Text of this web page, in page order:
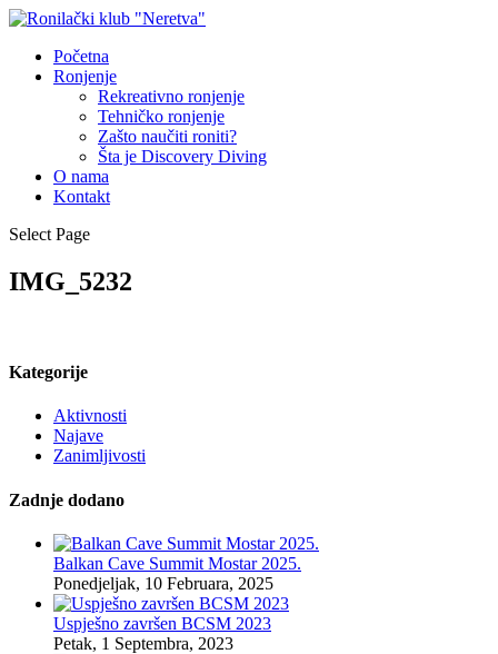
Početna
Ronjenje
Rekreativno ronjenje
Tehničko ronjenje
Zašto naučiti roniti?
Šta je Discovery Diving
O nama
Kontakt
Select Page
IMG_5232
Kategorije
Aktivnosti
Najave
Zanimljivosti
Zadnje dodano
Balkan Cave Summit Mostar 2025.
Ponedjeljak, 10 Februara, 2025
Uspješno završen BCSM 2023
Petak, 1 Septembra, 2023